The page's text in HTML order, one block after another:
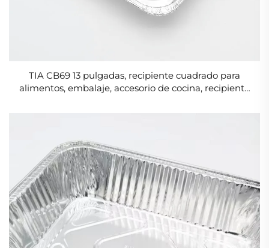
TIA CB69 13 pulgadas, recipiente cuadrado para
alimentos, embalaje, accesorio de cocina, recipiente